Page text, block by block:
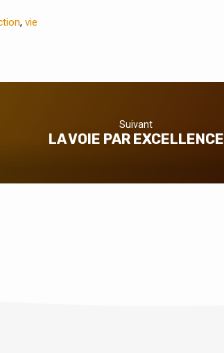
, vie
Suivant
LA VOIE PAR EXCELLENCE